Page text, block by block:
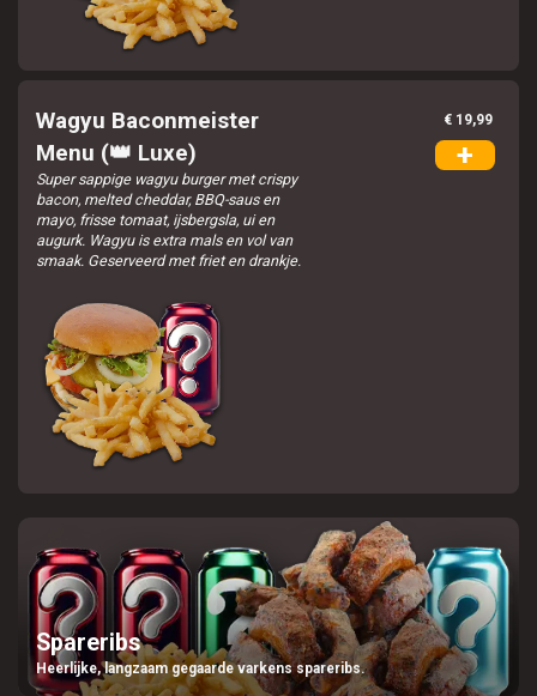
Wagyu Baconmeister
Menu (👑 Luxe)
Super sappige wagyu burger met crispy
bacon, melted cheddar, BBQ-saus en
mayo, frisse tomaat, ijsbergsla, ui en
augurk. Wagyu is extra mals en vol van
smaak. Geserveerd met friet en drankje.
€ 19,99
+
Spareribs
Heerlijke, langzaam gegaarde varkens spareribs.